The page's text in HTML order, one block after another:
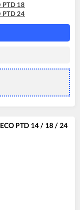
PTD 18
PTD 24
PTD 14 / 18 / 24